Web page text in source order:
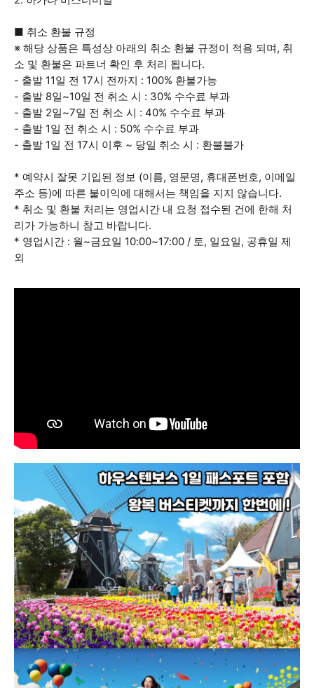
■ 취소 환불 규정
※ 해당 상품은 특성상 아래의 취소 환불 규정이 적용 되며, 취
소 및 환불은 파트너 확인 후 처리 됩니다.
- 출발 11일 전 17시 전까지 : 100% 환불가능
- 출발 8일~10일 전 취소 시 : 30% 수수료 부과
- 출발 2일~7일 전 취소 시 : 40% 수수료 부과
- 출발 1일 전 취소 시 : 50% 수수료 부과
- 출발 1일 전 17시 이후 ~ 당일 취소 시 : 환불불가
* 예약시 잘못 기입된 정보 (이름, 영문명, 휴대폰번호, 이메일
주소 등)에 따른 불이익에 대해서는 책임을 지지 않습니다.
* 취소 및 환불 처리는 영업시간 내 요청 접수된 건에 한해 처
리가 가능하니 참고 바랍니다.
* 영업시간 : 월~금요일 10:00~17:00 / 토, 일요일, 공휴일 제
외